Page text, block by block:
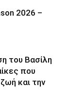
2026 –
του Βασίλη
που
και την